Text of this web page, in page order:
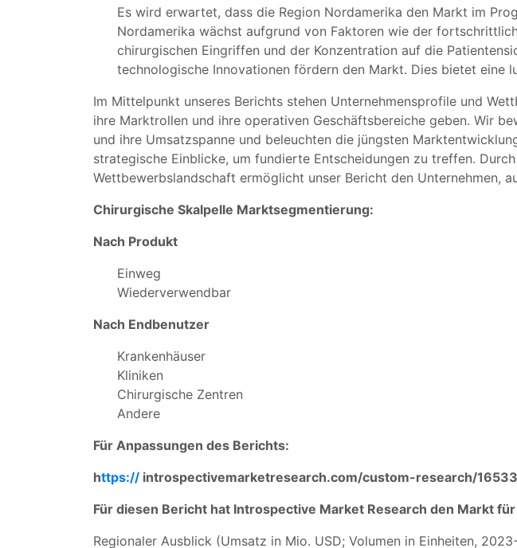
Es wird erwartet, dass die Region Nordamerika den Markt im
Nordamerika wächst aufgrund von Faktoren wie der
chirurgischen Eingriffen und der Konzentration auf die
technologische Innovationen fördern den Markt. Dies bietet eine
Im Mittelpunkt unseres Berichts stehen Unternehmensprofile und
ihre Marktrollen und ihre operativen Geschäftsbereiche geben. Wir
und ihre Umsatzspanne und beleuchten die jüngsten
strategische Einblicke, um fundierte Entscheidungen zu treffen.
Wettbewerbslandschaft ermöglicht unser Bericht den Unternehmen,
Chirurgische Skalpelle Marktsegmentierung:
Nach Produkt
Einweg
Wiederverwendbar
Nach Endbenutzer
Krankenhäuser
Kliniken
Chirurgische Zentren
Andere
Für Anpassungen des Berichts:
https:// introspectivemarketresearch.com/custom-research/16533
Für diesen Bericht hat Introspective Market Research den Markt
Regionaler Ausblick (Umsatz in Mio. USD; Volumen in Einheiten,